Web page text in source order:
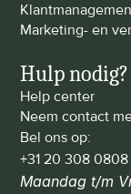
Marketing- en
Hulp nodig?
Help center
Neem contact
Bel ons op:
+31 20 308 0808
Maandag t/m